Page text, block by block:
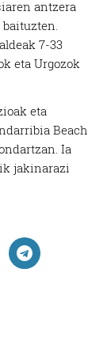
antzera
7-33
eta Urgozok
eta
Beach
Ia
jakinarazi